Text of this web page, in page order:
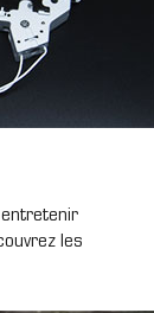
les